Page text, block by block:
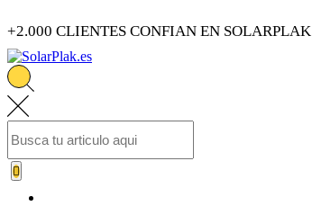
+2.000 CLIENTES CONFIAN EN SOLARPLAK
